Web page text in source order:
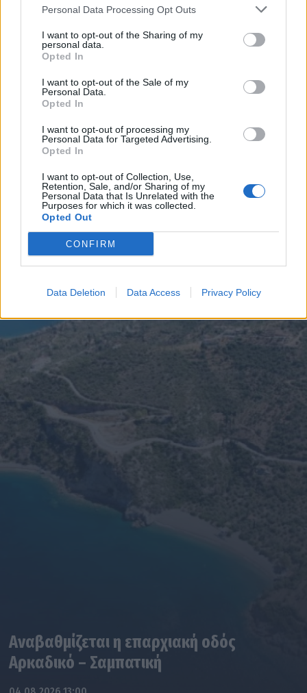
Personal Data Processing Opt Outs
I want to opt-out of the Sharing of my
personal data.
Opted In
I want to opt-out of the Sale of my
Personal Data.
Opted In
I want to opt-out of processing my
Personal Data for Targeted Advertising.
Opted In
I want to opt-out of Collection, Use,
Retention, Sale, and/or Sharing of my
Personal Data that Is Unrelated with the
Purposes for which it was collected.
Opted Out
CONFIRM
Data Deletion Data Access Privacy Policy
στήριξης – στο τραπέζι Fuel Pass και Power
Fuel Pass: Νέο κύμα απάτης με SMS
πλατφόρμα των αιτήσεων
Διάβασε περισσότερα
Ελλάδα Επιχειρήσεις Κοινωνία Οικονομία
Αναβαθμίζεται η επαρχιακή οδός
Αρκαδικό – Σαμπατική